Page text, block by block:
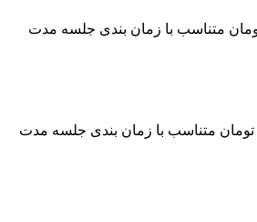
متناسب با زمان بندی جلسه مدت
متناسب با زمان بندی جلسه مدت